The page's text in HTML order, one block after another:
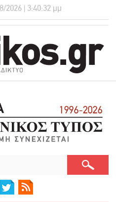
2026 | 3:40:33 μμ